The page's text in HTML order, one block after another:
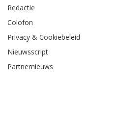
Redactie
Colofon
Privacy & Cookiebeleid
Nieuwsscript
Partnernieuws